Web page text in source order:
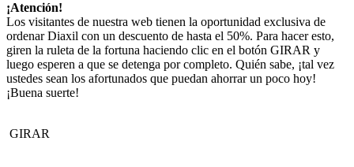
¡Atención!
Los visitantes de nuestra web tienen la oportunidad exclusiva de
ordenar Diaxil con un descuento de hasta el 50%. Para hacer esto,
giren la ruleta de la fortuna haciendo clic en el botón GIRAR y
luego esperen a que se detenga por completo. Quién sabe, ¡tal vez
ustedes sean los afortunados que puedan ahorrar un poco hoy!
¡Buena suerte!
GIRAR